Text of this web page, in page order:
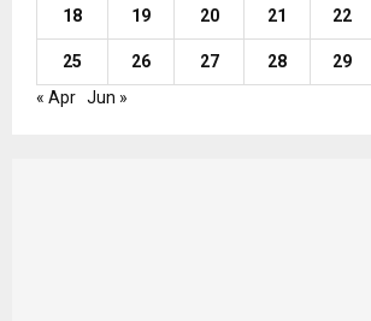
18 19 20 21 22
25 26 27 28 29
« Apr Jun »